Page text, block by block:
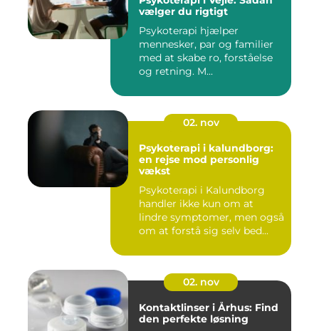
vælger du rigtigt
Psykoterapi hjælper
mennesker, par og familier
med at skabe ro, forståelse
og retning. M...
02. nov
Psykoterapi i kalundborg:
en rejse mod personlig
vækst
Psykoterapi i Kalundborg
handler ikke kun om at
lindre symptomer, men også
om at forstå sig selv bed...
02. nov
Kontaktlinser i Århus: Find
den perfekte løsning